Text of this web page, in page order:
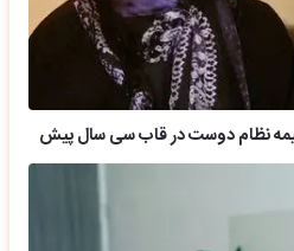
نعیمه نظام دوست در قاب سی سال پیش